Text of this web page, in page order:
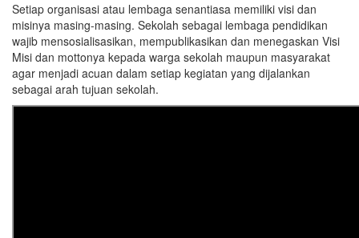
Misi
dan
Motto
SMA
Plus
Setiap organisasi atau lembaga senantiasa memiliki visi dan
misinya masing-masing. Sekolah sebagai lembaga pendidikan
wajib mensosialisasikan, mempublikasikan dan menegaskan Visi
Misi dan mottonya kepada warga sekolah maupun masyarakat
agar menjadi acuan dalam setiap kegiatan yang dijalankan
sebagai arah tujuan sekolah.